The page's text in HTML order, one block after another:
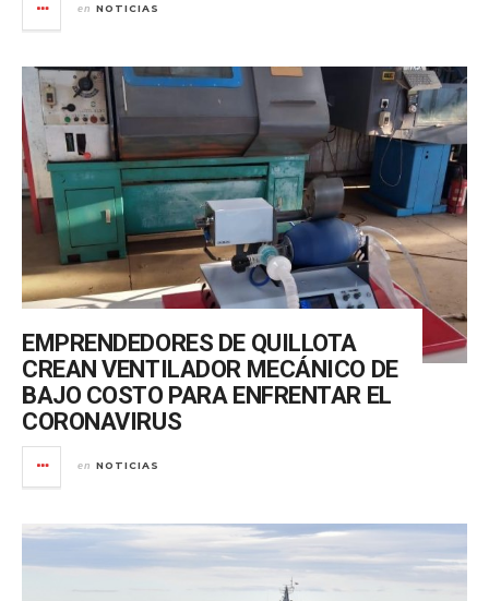
en NOTICIAS
EMPRENDEDORES DE QUILLOTA
CREAN VENTILADOR MECÁNICO DE
BAJO COSTO PARA ENFRENTAR EL
CORONAVIRUS
en NOTICIAS